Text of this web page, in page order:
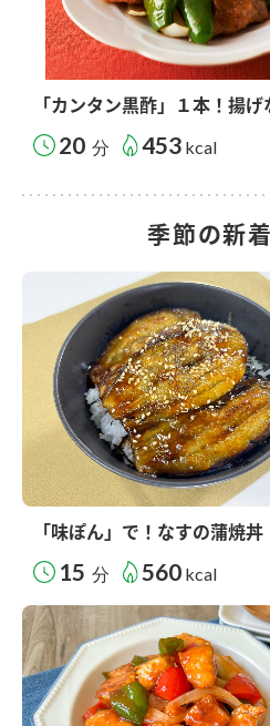
「カンタン黒酢」１本！揚
20 分 453 kcal
季節の新
「味ぽん」で！なすの蒲焼丼
15 分 560 kcal